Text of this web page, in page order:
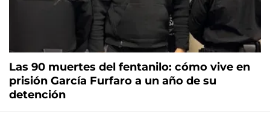
Las 90 muertes del fentanilo: cómo vive en
prisión García Furfaro a un año de su
detención